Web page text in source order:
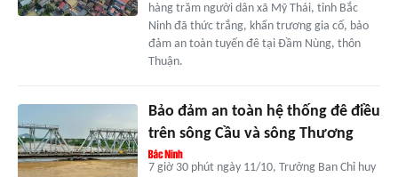
hàng trăm người dân xã Mỹ Thái, tỉnh Bắc
Ninh đã thức trắng, khẩn trương gia cố, bảo
đảm an toàn tuyến đê tại Đầm Nùng, thôn
Thuận.
Bảo đảm an toàn hệ thống đê điều
trên sông Cầu và sông Thương
7 giờ 30 phút ngày 11/10, Trưởng Ban Chỉ huy